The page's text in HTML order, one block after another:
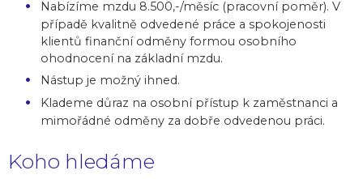
Nabízíme mzdu 8.500,-/měsíc (pracovní poměr). V
případě kvalitně odvedené práce a spokojenosti
klientů finanční odměny formou osobního
ohodnocení na základní mzdu.
Nástup je možný ihned.
Klademe důraz na osobní přístup k zaměstnanci a
mimořádné odměny za dobře odvedenou práci.
Koho hledáme